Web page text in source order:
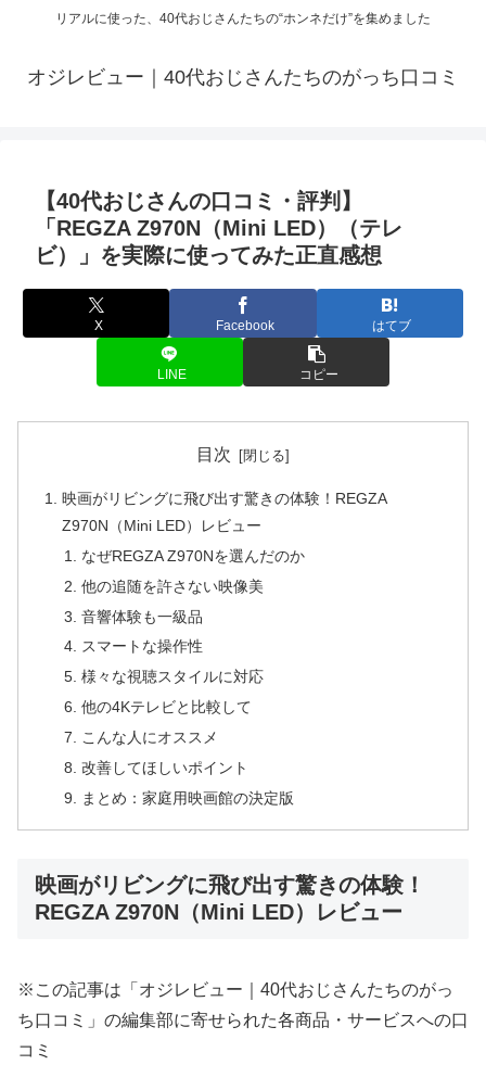
リアルに使った、40代おじさんたちの“ホンネだけ”を集めました
オジレビュー｜40代おじさんたちのがっち口コミ
【40代おじさんの口コミ・評判】
「REGZA Z970N（Mini LED）（テレ
ビ）」を実際に使ってみた正直感想
X Facebook はてブ
LINE コピー
目次
映画がリビングに飛び出す驚きの体験！REGZA
Z970N（Mini LED）レビュー
なぜREGZA Z970Nを選んだのか
他の追随を許さない映像美
音響体験も一級品
スマートな操作性
様々な視聴スタイルに対応
他の4Kテレビと比較して
こんな人にオススメ
改善してほしいポイント
まとめ：家庭用映画館の決定版
映画がリビングに飛び出す驚きの体験！
REGZA Z970N（Mini LED）レビュー
※この記事は「オジレビュー｜40代おじさんたちのがっ
ち口コミ」の編集部に寄せられた各商品・サービスへの口
コミ